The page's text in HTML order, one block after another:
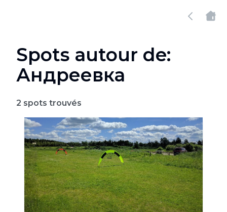
Spots autour de:
Андреевка
2 spots trouvés